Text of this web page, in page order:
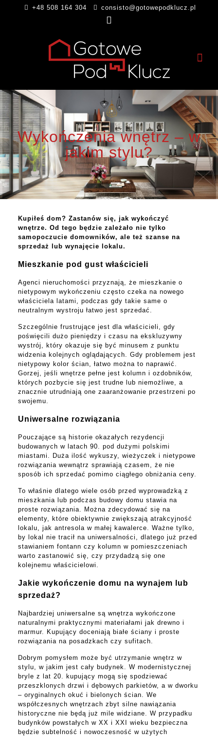
+48 508 164 304 consisto@gotowepodklucz.pl
Wykończenia wnętrz – w
jakim stylu?
Kupiłeś dom? Zastanów się, jak wykończyć
wnętrze. Od tego będzie zależało nie tylko
samopoczucie domowników, ale też szanse na
sprzedaż lub wynajęcie lokalu.
Mieszkanie pod gust właścicieli
Agenci nieruchomości przyznają, że mieszkanie o
nietypowym wykończeniu często czeka na nowego
właściciela latami, podczas gdy takie same o
neutralnym wystroju łatwo jest sprzedać.
Szczególnie frustrujące jest dla właścicieli, gdy
poświęcili dużo pieniędzy i czasu na ekskluzywny
wystrój, który okazuje się być minusem z punktu
widzenia kolejnych oglądających. Gdy problemem jest
nietypowy kolor ścian, łatwo można to naprawić.
Gorzej, jeśli wnętrze pełne jest kolumn i ozdobników,
których pozbycie się jest trudne lub niemożliwe, a
znacznie utrudniają one zaaranżowanie przestrzeni po
swojemu.
Uniwersalne rozwiązania
Pouczające są historie okazałych rezydencji
budowanych w latach 90. pod dużymi polskimi
miastami. Duża ilość wykuszy, wieżyczek i nietypowe
rozwiązania wewnątrz sprawiają czasem, że nie
sposób ich sprzedać pomimo ciągłego obniżania ceny.
To właśnie dlatego wiele osób przed wyprowadzką z
mieszkania lub podczas budowy domu stawia na
proste rozwiązania. Można zdecydować się na
elementy, które obiektywnie zwiększają atrakcyjność
lokalu, jak antresola w małej kawalerce. Ważne tylko,
by lokal nie tracił na uniwersalności, dlatego już przed
stawianiem fontann czy kolumn w pomieszczeniach
warto zastanowić się, czy przydadzą się one
kolejnemu właścicielowi.
Jakie wykończenie domu na wynajem lub
sprzedaż?
Najbardziej uniwersalne są wnętrza wykończone
naturalnymi praktycznymi materiałami jak drewno i
marmur. Kupujący doceniają białe ściany i proste
rozwiązania na posadzkach czy sufitach.
Dobrym pomysłem może być utrzymanie wnętrz w
stylu, w jakim jest cały budynek. W modernistycznej
bryle z lat 20. kupujący mogą się spodziewać
przeszklonych drzwi i dębowych parkietów, a w dworku
– oryginalnych okuć i bielonych ścian. We
współczesnych wnętrzach zbyt silne nawiązania
historyczne nie będą już mile widziane. W przypadku
budynków powstałych w XX i XXI wieku bezpieczna
będzie subtelność i nowoczesność w użytych